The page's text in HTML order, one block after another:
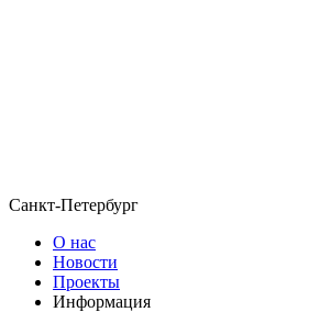
Санкт-Петербург
О нас
Новости
Проекты
Информация